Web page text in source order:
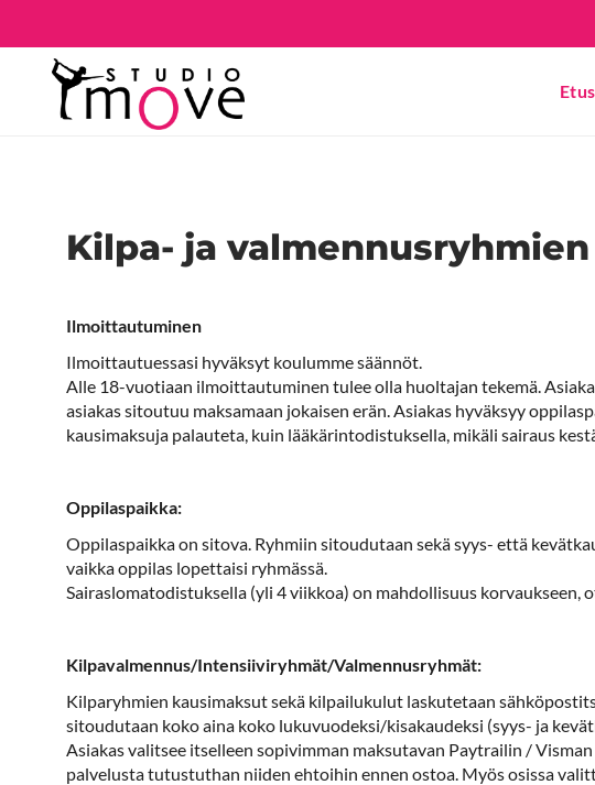
Kilpa- ja
Ilmoittautuminen
Ilmoittautuessasi hyväksyt koulumme säännöt.
Alle 18-vuotiaan ilmoittautuminen tulee olla huoltajan tekemä.
asiakas sitoutuu maksamaan jokaisen erän. Asiakas hyväksyy
kausimaksuja palauteta, kuin lääkärintodistuksella, mikäli sairaus
Oppilaspaikka:
Oppilaspaikka on sitova. Ryhmiin sitoudutaan sekä syys- että
vaikka oppilas lopettaisi ryhmässä.
Sairaslomatodistuksella (yli 4 viikkoa) on mahdollisuus
Kilpavalmennus/Intensiiviryhmät/Valmennusryhmät:
Kilparyhmien kausimaksut sekä kilpailukulut laskutetaan
sitoudutaan koko aina koko lukuvuodeksi/kisakaudeksi (syys- ja
Asiakas valitsee itselleen sopivimman maksutavan Paytrailin /
palvelusta tutustuthan niiden ehtoihin ennen ostoa. Myös osissa